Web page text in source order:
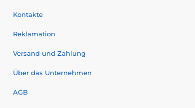
Kontakte
Reklamation
Versand und Zahlung
Über das Unternehmen
AGB